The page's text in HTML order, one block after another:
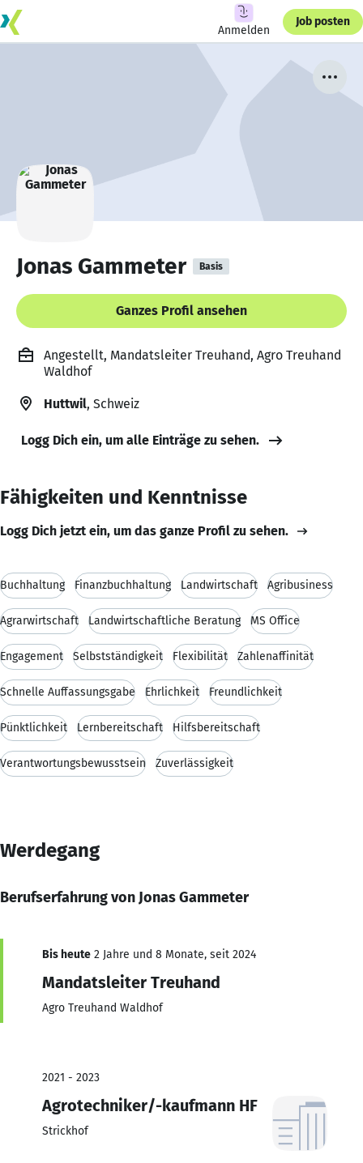
Anmelden
Job posten
Jonas Gammeter Basis
Ganzes Profil ansehen
Angestellt, Mandatsleiter Treuhand, Agro Treuhand
Waldhof
Huttwil, Schweiz
Logg Dich ein, um alle Einträge zu sehen.
Fähigkeiten und Kenntnisse
Logg Dich jetzt ein, um das ganze Profil zu sehen.
Buchhaltung Finanzbuchhaltung Landwirtschaft Agribusiness
Agrarwirtschaft Landwirtschaftliche Beratung MS Office
Engagement Selbstständigkeit Flexibilität Zahlenaffinität
Schnelle Auffassungsgabe Ehrlichkeit Freundlichkeit
Pünktlichkeit Lernbereitschaft Hilfsbereitschaft
Verantwortungsbewusstsein Zuverlässigkeit
Werdegang
Berufserfahrung von Jonas Gammeter
Bis heute 2 Jahre und 8 Monate, seit 2024
Mandatsleiter Treuhand
Agro Treuhand Waldhof
2021 - 2023
Agrotechniker/-kaufmann HF
Strickhof